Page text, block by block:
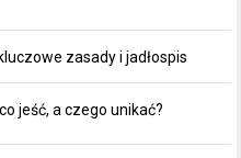
zasady i jadłospis
jeść, a czego unikać?